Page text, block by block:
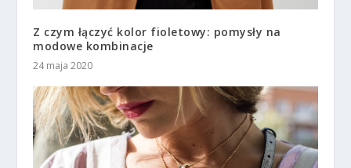
Z czym łączyć kolor fioletowy: pomysły na
modowe kombinacje
24 maja 2020